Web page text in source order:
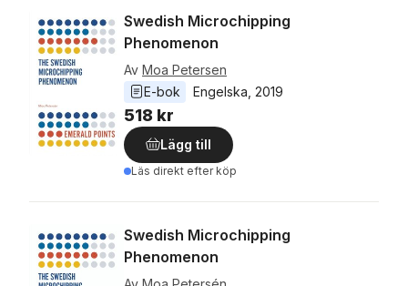
Swedish Microchipping
Phenomenon
Av Moa Petersen
E-bok
Engelska 2019
518 kr
Lägg till
Läs direkt efter köp
Swedish Microchipping
Phenomenon